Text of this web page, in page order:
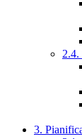
2.4.
3.